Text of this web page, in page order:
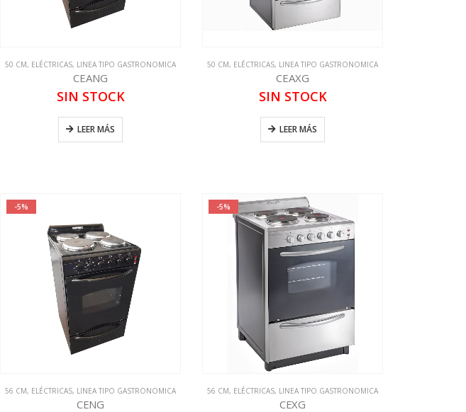
50 CM, ELÉCTRICAS, LINEA TIPO GASTRONOMICA
CEANG
SIN STOCK
LEER MÁS
50 CM, ELÉCTRICAS, LINEA TIPO GASTRONOMICA
CEAXG
SIN STOCK
LEER MÁS
-5%
56 CM, ELÉCTRICAS, LINEA TIPO GASTRONOMICA
CENG
-5%
56 CM, ELÉCTRICAS, LINEA TIPO GASTRONOMICA
CEXG